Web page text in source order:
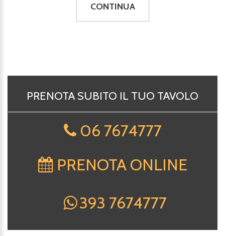
CONTINUA
PRENOTA SUBITO IL TUO TAVOLO
06 7674777
PRENOTA ONLINE
393 7674777